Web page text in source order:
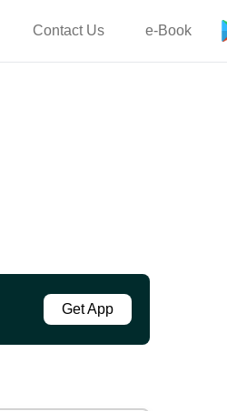
Contact Us e-Book
Get App